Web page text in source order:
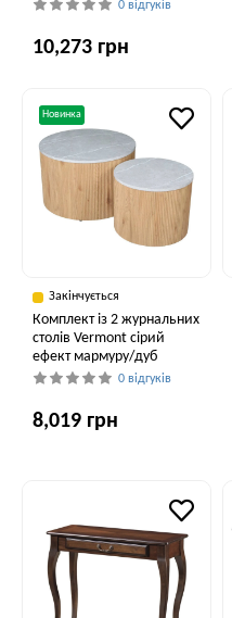
0 відгуків
10,273 грн
Новинка
Закінчується
Комплект із 2 журнальних
столів Vermont сірий
ефект мармуру/дуб
0 відгуків
8,019 грн